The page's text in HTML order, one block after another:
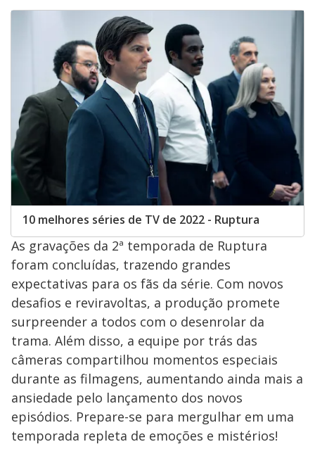
10 melhores séries de TV de 2022 - Ruptura
As gravações da 2ª temporada de Ruptura
foram concluídas, trazendo grandes
expectativas para os fãs da série. Com novos
desafios e reviravoltas, a produção promete
surpreender a todos com o desenrolar da
trama. Além disso, a equipe por trás das
câmeras compartilhou momentos especiais
durante as filmagens, aumentando ainda mais a
ansiedade pelo lançamento dos novos
episódios. Prepare-se para mergulhar em uma
temporada repleta de emoções e mistérios!